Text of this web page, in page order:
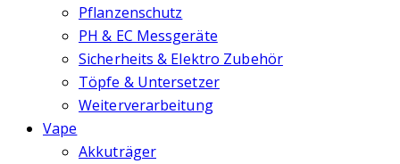
Pflanzenschutz
PH & EC Messgeräte
Sicherheits & Elektro Zubehör
Töpfe & Untersetzer
Weiterverarbeitung
Vape
Akkuträger